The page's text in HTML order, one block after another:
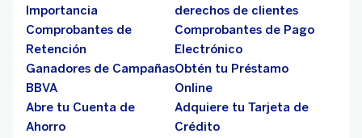
Importancia
derechos de clientes
Comprobantes de
Retención
Comprobantes de Pago
Electrónico
Ganadores de Campañas
BBVA
Obtén tu Préstamo
Online
Abre tu Cuenta de
Ahorro
Adquiere tu Tarjeta de
Crédito